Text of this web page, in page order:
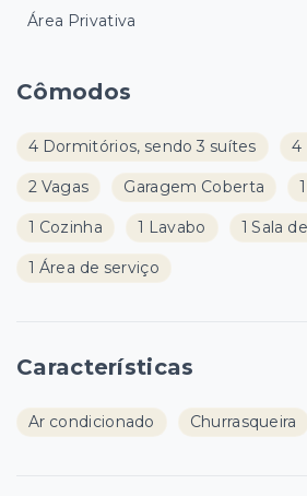
Cômodos
4 Dormitórios, sendo 3 suítes 4
2 Vagas Garagem Coberta
1 Cozinha 1 Lavabo 1 Sala
1 Área de serviço
Características
Ar condicionado Churrasqueira
Área Privativa